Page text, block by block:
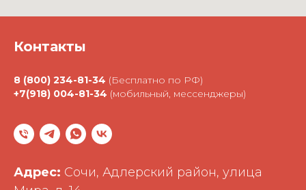
Контакты
8 (800) 234-81-34 (Бесплатно по РФ)
+7(918) 004-81-34 (мобильный, мессенджеры)
Адрес: Сочи, Адлерский район, улица